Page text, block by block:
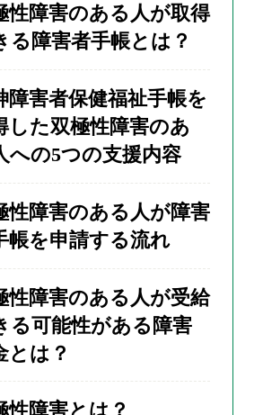
性障害のある人が取得
る障害者手帳とは？
障害者保健福祉手帳を
した双極性障害のあ
への5つの支援内容
性障害のある人が障害
帳を申請する流れ
性障害のある人が受給
る可能性がある障害
とは？
性障害とは？